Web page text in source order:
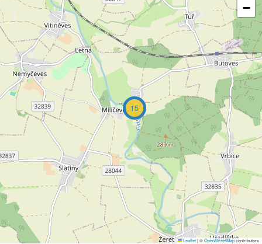
15
−
Leaflet|©OpenStreetMapcontributors